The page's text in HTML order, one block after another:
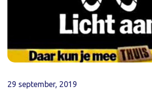
29 september, 2019